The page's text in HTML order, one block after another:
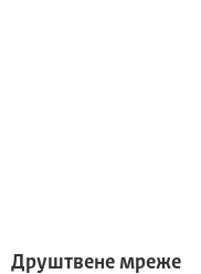
Друштвене мреже